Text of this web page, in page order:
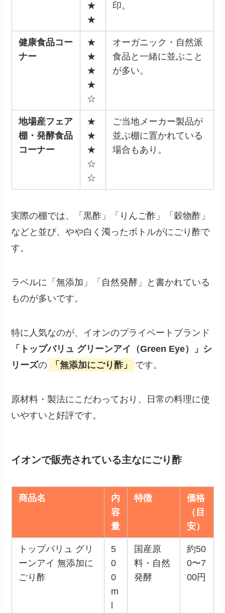
★
★
印。
健康食品コー
ナー
★
★
★
★
☆
オーガニック・自然派
食品と一緒に並ぶこと
が多い。
地場産フェア
棚・発酵食品
コーナー
★
★
★
☆
☆
ご当地メーカー製品が
並ぶ棚に置かれている
場合もあり。
実際の棚では、「黒酢」「りんご酢」「穀物酢」
などと並び、やや白く濁ったボトルがにごり酢で
す。
ラベルに「無添加」「自然発酵」と書かれている
ものが多いです。
特に人気なのが、イオンのプライベートブランド
「トップバリュ グリーンアイ（Green Eye）」シ
リーズの 「無添加にごり酢」 です。
原材料・製法にこだわっており、日常の料理に使
いやすいと好評です。
イオンで販売されている主なにごり酢
商品名
内
容
量
特徴
価格
（目
安）
トップバリュ グリ
ーンアイ 無添加に
ごり酢
5
0
0
m
国産原
料・自然
発酵
約50
0〜7
00円